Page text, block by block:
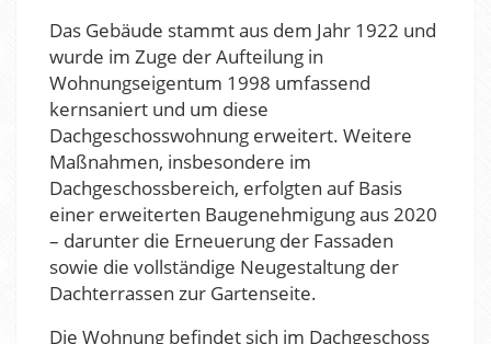
Das Gebäude stammt aus dem Jahr 1922 und
wurde im Zuge der Aufteilung in
Wohnungseigentum 1998 umfassend
kernsaniert und um diese
Dachgeschosswohnung erweitert. Weitere
Maßnahmen, insbesondere im
Dachgeschossbereich, erfolgten auf Basis
einer erweiterten Baugenehmigung aus 2020
– darunter die Erneuerung der Fassaden
sowie die vollständige Neugestaltung der
Dachterrassen zur Gartenseite.
Die Wohnung befindet sich im Dachgeschoss